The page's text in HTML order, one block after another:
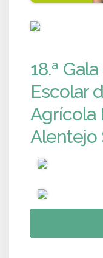
18.ª
Escolar
Agrícola
Alentejo